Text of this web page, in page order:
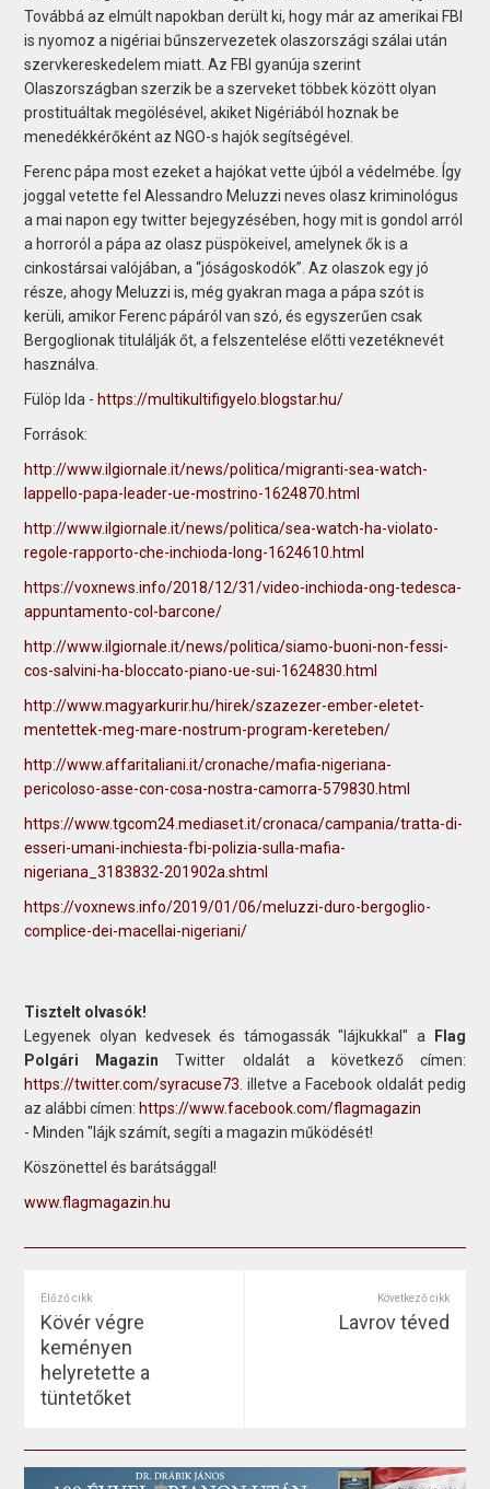
Továbbá az elmúlt napokban derült ki, hogy már az amerikai FBI
is nyomoz a nigériai bűnszervezetek olaszországi szálai után
szervkereskedelem miatt. Az FBI gyanúja szerint
Olaszországban szerzik be a szerveket többek között olyan
prostituáltak megölésével, akiket Nigériából hoznak be
menedékkérőként az NGO-s hajók segítségével.
Ferenc pápa most ezeket a hajókat vette újból a védelmébe. Így
joggal vetette fel Alessandro Meluzzi neves olasz kriminológus
a mai napon egy twitter bejegyzésében, hogy mit is gondol arról
a horroról a pápa az olasz püspökeivel, amelynek ők is a
cinkostársai valójában, a “jóságoskodók”. Az olaszok egy jó
része, ahogy Meluzzi is, még gyakran maga a pápa szót is
kerüli, amikor Ferenc pápáról van szó, és egyszerűen csak
Bergoglionak titulálják őt, a felszentelése előtti vezetéknevét
használva.
Fülöp Ida - https://multikultifigyelo.blogstar.hu/
Források:
http://www.ilgiornale.it/news/politica/migranti-sea-watch-
lappello-papa-leader-ue-mostrino-1624870.html
http://www.ilgiornale.it/news/politica/sea-watch-ha-violato-
regole-rapporto-che-inchioda-long-1624610.html
https://voxnews.info/2018/12/31/video-inchioda-ong-tedesca-
appuntamento-col-barcone/
http://www.ilgiornale.it/news/politica/siamo-buoni-non-fessi-
cos-salvini-ha-bloccato-piano-ue-sui-1624830.html
http://www.magyarkurir.hu/hirek/szazezer-ember-eletet-
mentettek-meg-mare-nostrum-program-kereteben/
http://www.affaritaliani.it/cronache/mafia-nigeriana-
pericoloso-asse-con-cosa-nostra-camorra-579830.html
https://www.tgcom24.mediaset.it/cronaca/campania/tratta-di-
esseri-umani-inchiesta-fbi-polizia-sulla-mafia-
nigeriana_3183832-201902a.shtml
https://voxnews.info/2019/01/06/meluzzi-duro-bergoglio-
complice-dei-macellai-nigeriani/
Tisztelt olvasók!
Legyenek olyan kedvesek és támogassák "lájkukkal" a
Flag
Polgári Magazin Twitter oldalát a következő címen:
https://twitter.com/syracuse73 . illetve a Facebook oldalát pedig
az alábbi címen: https://www.facebook.com/flagmagazin
- Minden "lájk számít, segíti a magazin működését!
Köszönettel és barátsággal!
www.flagmagazin.hu
Előző cikk
Kövér végre
keményen
helyretette a
tüntetőket
Következő cikk
Lavrov téved